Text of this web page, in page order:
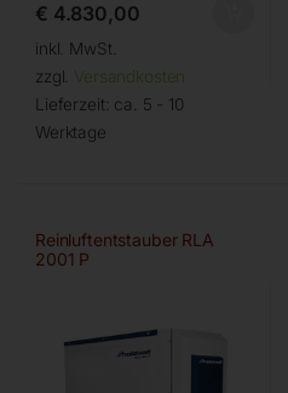
€ 4.830,00
inkl. MwSt.
zzgl. Versandkosten
Lieferzeit: ca. 5 - 10
Werktage
Reinluftentstauber RLA
2001 P